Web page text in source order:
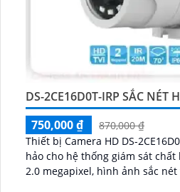
DS-2CE16D0T-IRP SẮC NÉT
750,000 ₫
870,000 ₫
Thiết bị Camera HD DS-
hảo cho hệ thống giám sát chất lượng. Với độ
2.0 megapixel, hình ảnh sắc